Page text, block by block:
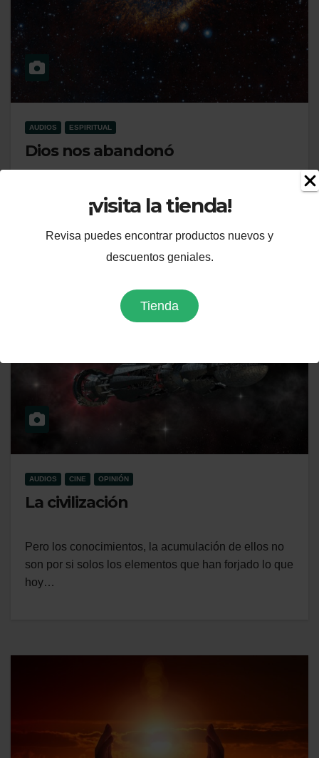
¡visita la tienda!
Revisa puedes encontrar productos nuevos y
descuentos geniales.
Tienda
AUDIOS ESPIRITUAL
Dios nos abandonó
En tiempos remotos el creador nos entregó el mundo,
la vida y un manual para usarlo y luego se fue.…
AUDIOS CINE OPINIÓN
La civilización
Pero los conocimientos, la acumulación de ellos no
son por si solos los elementos que han forjado lo que
hoy…